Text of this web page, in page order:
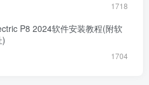
1718
P8 2024软件安装教程(附软
)
1704